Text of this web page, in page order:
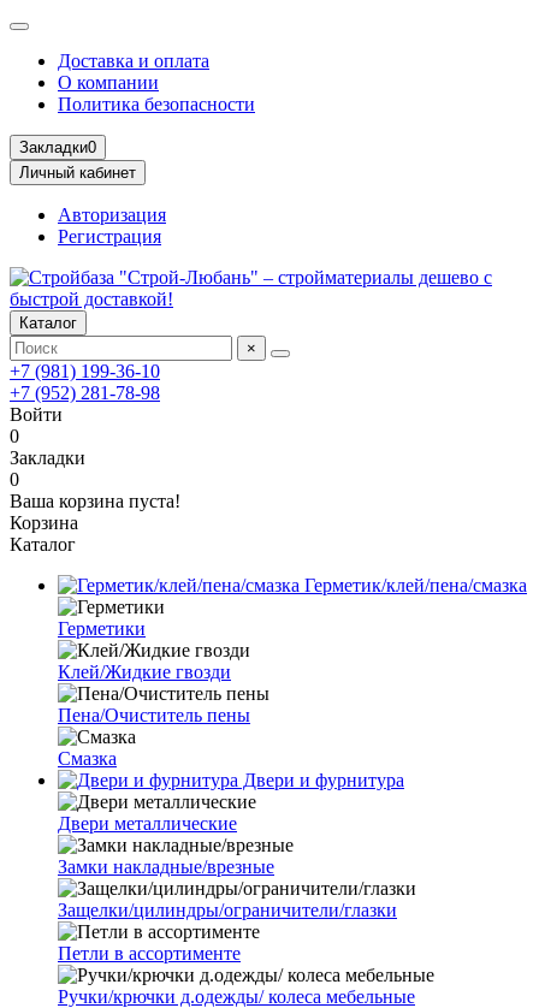
Доставка и оплата
О компании
Политика безопасности
Закладки0
Личный кабинет
Авторизация
Регистрация
Каталог
×
+7 (981) 199-36-10
+7 (952) 281-78-98
Войти
0
Закладки
0
Ваша корзина пуста!
Корзина
Каталог
Герметик/клей/пена/смазка
Герметики
Клей/Жидкие гвозди
Пена/Очиститель пены
Смазка
Двери и фурнитура
Двери металлические
Замки накладные/врезные
Защелки/цилиндры/ограничители/глазки
Петли в ассортименте
Ручки/крючки д.одежды/ колеса мебельные